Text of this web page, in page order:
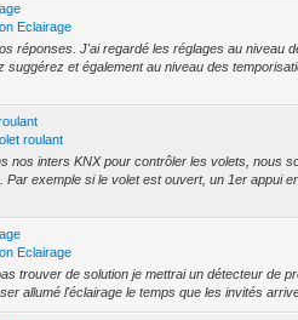
Eclairage
réponses. J'ai regardé les réglages au niveau
suggérez et également au niveau des
roulant
nos inters KNX pour contrôler les volets, nous
Par exemple si le volet est ouvert, un 1er appui
Eclairage
trouver de solution je mettrai un détecteur de
allumé l'éclairage le temps que les invités